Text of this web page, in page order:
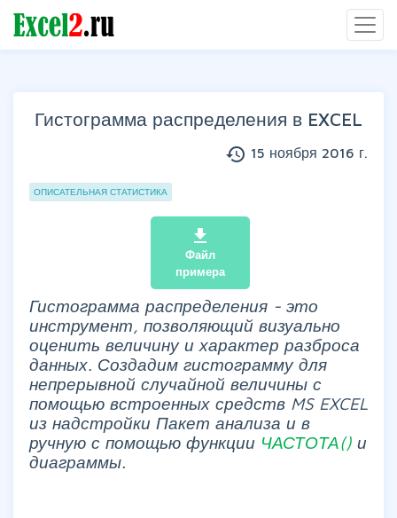
Гистограмма распределения в EXCEL
history 15 ноября 2016 г.
Группы статей
ОПИСАТЕЛЬНАЯ СТАТИСТИКА
file_download
Файл
примера
Гистограмма распределения - это
инструмент, позволяющий визуально
оценить величину и характер разброса
данных. Создадим гистограмму для
непрерывной случайной величины с
помощью встроенных средств MS EXCEL
из надстройки Пакет анализа и в
ручную с помощью функции ЧАСТОТА() и
диаграммы.